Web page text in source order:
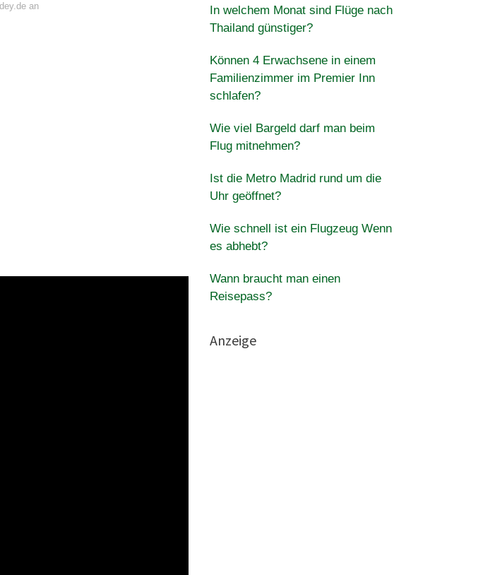
an
In welchem Monat sind Flüge nach
Thailand günstiger?
Können 4 Erwachsene in einem
Familienzimmer im Premier Inn
schlafen?
Wie viel Bargeld darf man beim
Flug mitnehmen?
Ist die Metro Madrid rund um die
Uhr geöffnet?
Wie schnell ist ein Flugzeug Wenn
es abhebt?
Wann braucht man einen
Reisepass?
Anzeige